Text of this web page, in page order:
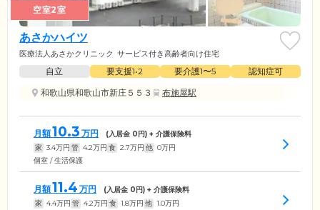
空室2室
あさかハイツ
医療法人あさかクリニック サービス付き高齢者向け住宅
自立 要支援1•2 要介護1〜5
認知症可
和歌山県和歌山市新庄５５３
布施屋駅
月額10.3 万円 (入居金 0円) + 介護保険料
家 3.4万円 管 4.2万円 食 2.7万円 他 0万円
個室 / 生活保護
月額11.4 万円 (入居金 0円) + 介護保険料
家 4.4万円 管 4.2万円 食 1.8万円 他 1.0万円